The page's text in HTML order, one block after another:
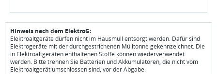
Hinweis nach dem ElektroG:
Elektroaltgeräte dürfen nicht im Hausmüll entsorgt werden. Dafür sind
Elektrogeräte mit der durchgestrichenen Mülltonne gekennzeichnet. Die
in Elektroaltgeräten enthaltenen Stoffe können wiederverwendet
werden. Bitte trennen Sie Batterien und Akkumulatoren, die nicht vom
Elektroaltgerät umschlossen sind, vor der Abgabe.